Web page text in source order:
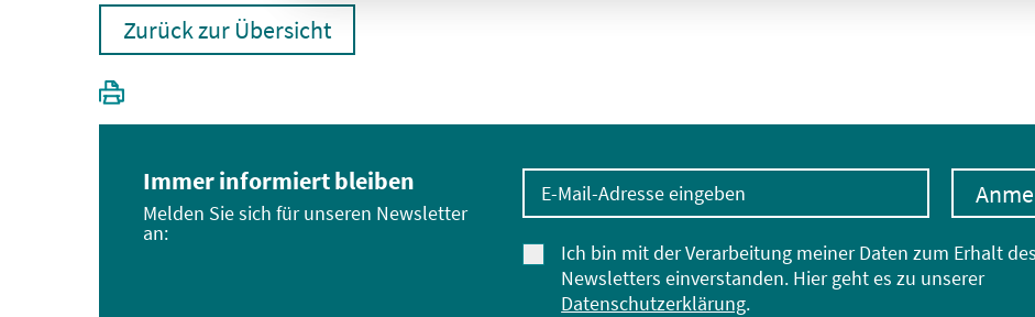
Zurück zur Übersicht
Immer informiert bleiben
Melden Sie sich für unseren Newsletter
an:
E-Mail-Adresse eingeben
Ich bin mit der Verarbeitung meiner Daten zum Erhalt des
Newsletters einverstanden. Hier geht es zu unserer
Datenschutzerklärung.